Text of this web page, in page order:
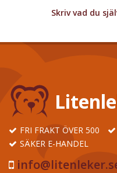
Skriv vad du
FRI FRAKT ÖVER 500
SÄKER E-HANDEL